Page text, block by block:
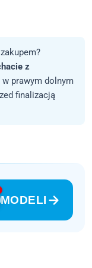
z
prawym dolnym
finalizacją
MODELI